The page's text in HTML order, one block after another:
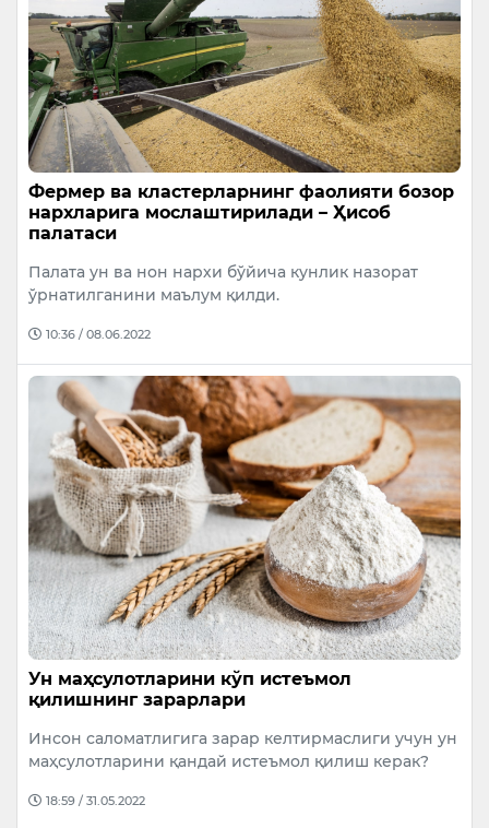
Фермер ва кластерларнинг фаолияти бозор
нархларига мослаштирилади – Ҳисоб
палатаси
Палата ун ва нон нархи бўйича кунлик назорат
ўрнатилганини маълум қилди.
10:36 / 08.06.2022
Ун маҳсулотларини кўп истеъмол
қилишнинг зарарлари
Инсон саломатлигига зарар келтирмаслиги учун ун
маҳсулотларини қандай истеъмол қилиш керак?
18:59 / 31.05.2022